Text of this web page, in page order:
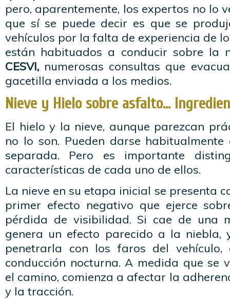
pero, aparentemente, los expertos no lo
que sí se puede decir es que se
vehículos por la falta de experiencia de
están habituados a conducir sobre la
CESVI, numerosas consultas que
gacetilla enviada a los medios.
Nieve y Hielo sobre asfalto…
El hielo y la nieve, aunque parezcan
no lo son. Pueden darse
separada. Pero es importante
características de cada uno de ellos.
La nieve en su etapa inicial se presenta
primer efecto negativo que ejerce
pérdida de visibilidad. Si cae de una
genera un efecto parecido a la niebla,
penetrarla con los faros del vehículo,
conducción nocturna. A medida que se
el camino, comienza a afectar la
y la tracción.